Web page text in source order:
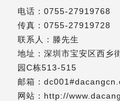
电话：0755-27919768
传真：0755-27919728
联系人：滕先生
地址：深圳市宝安区西乡
园C栋513-515
邮箱：
网站：http://